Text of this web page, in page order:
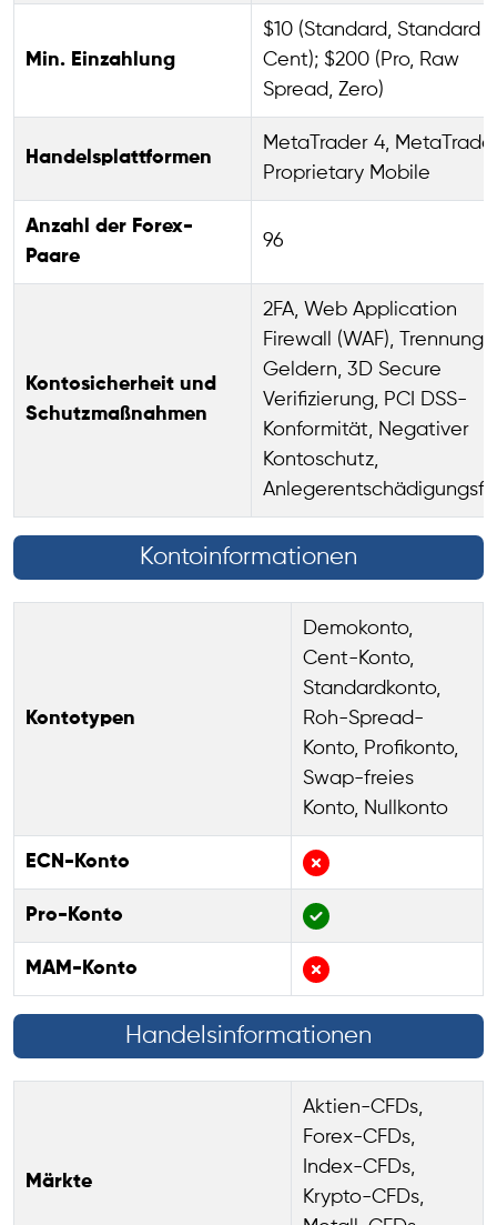
Min. Einzahlung
$10 (Standard, Standard
Cent); $200 (Pro, Raw
Spread, Zero)
Handelsplattformen
MetaTrader 4,
Proprietary Mobile
Anzahl der Forex-
Paare
96
Kontosicherheit und
Schutzmaßnahmen
2FA, Web Application
Firewall (WAF), Trennung
Geldern, 3D Secure
Verifizierung, PCI DSS-
Konformität, Negativer
Kontoschutz,
Kontoinformationen
Kontotypen
Demokonto,
Cent-Konto,
Standardkonto,
Roh-Spread-
Konto, Profikonto,
Swap-freies
Konto, Nullkonto
ECN-Konto
Pro-Konto
MAM-Konto
Handelsinformationen
Märkte
Aktien-CFDs,
Forex-CFDs,
Index-CFDs,
Krypto-CFDs,